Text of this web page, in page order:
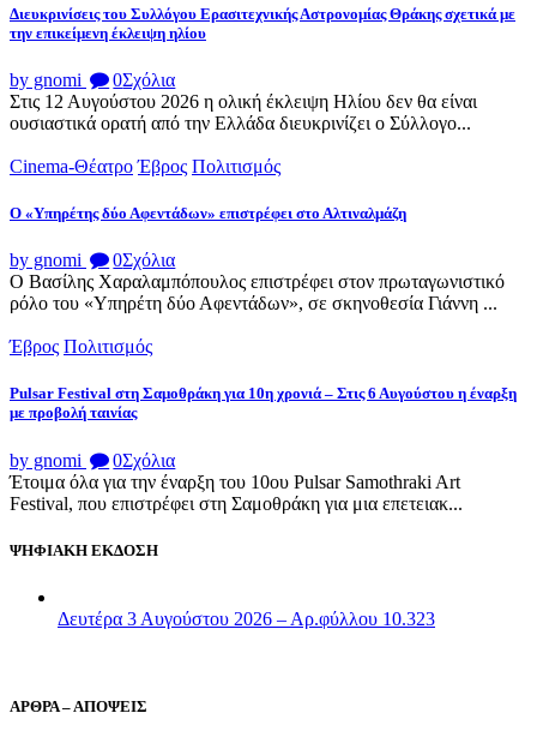
Διευκρινίσεις του Συλλόγου Ερασιτεχνικής Αστρονομίας Θράκης σχετικά με
την επικείμενη έκλειψη ηλίου
by gnomi 0Σχόλια
Στις 12 Αυγούστου 2026 η ολική έκλειψη Ηλίου δεν θα είναι
ουσιαστικά ορατή από την Ελλάδα διευκρινίζει ο Σύλλογο...
Cinema-Θέατρο Έβρος Πολιτισμός
Ο «Υπηρέτης δύο Αφεντάδων» επιστρέφει στο Αλτιναλμάζη
by gnomi 0Σχόλια
Ο Βασίλης Χαραλαμπόπουλος επιστρέφει στον πρωταγωνιστικό
ρόλο του «Υπηρέτη δύο Αφεντάδων», σε σκηνοθεσία Γιάννη ...
Έβρος Πολιτισμός
Pulsar Festival στη Σαμοθράκη για 10η χρονιά – Στις 6 Αυγούστου η έναρξη
με προβολή ταινίας
by gnomi 0Σχόλια
Έτοιμα όλα για την έναρξη του 10ου Pulsar Samothraki Art
Festival, που επιστρέφει στη Σαμοθράκη για μια επετειακ...
ΨΗΦΙΑΚΗ ΕΚΔΟΣΗ
Δευτέρα 3 Αυγούστου 2026 – Αρ.φύλλου 10.323
ΑΡΘΡΑ – ΑΠΟΨΕΙΣ